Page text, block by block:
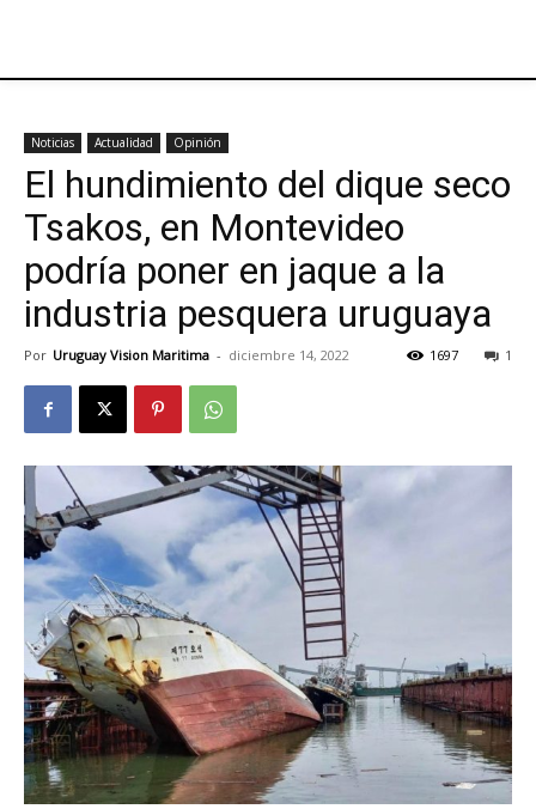
Noticias Actualidad Opinión
El hundimiento del dique seco
Tsakos, en Montevideo
podría poner en jaque a la
industria pesquera uruguaya
Por Uruguay Vision Maritima - diciembre 14, 2022 1
1697